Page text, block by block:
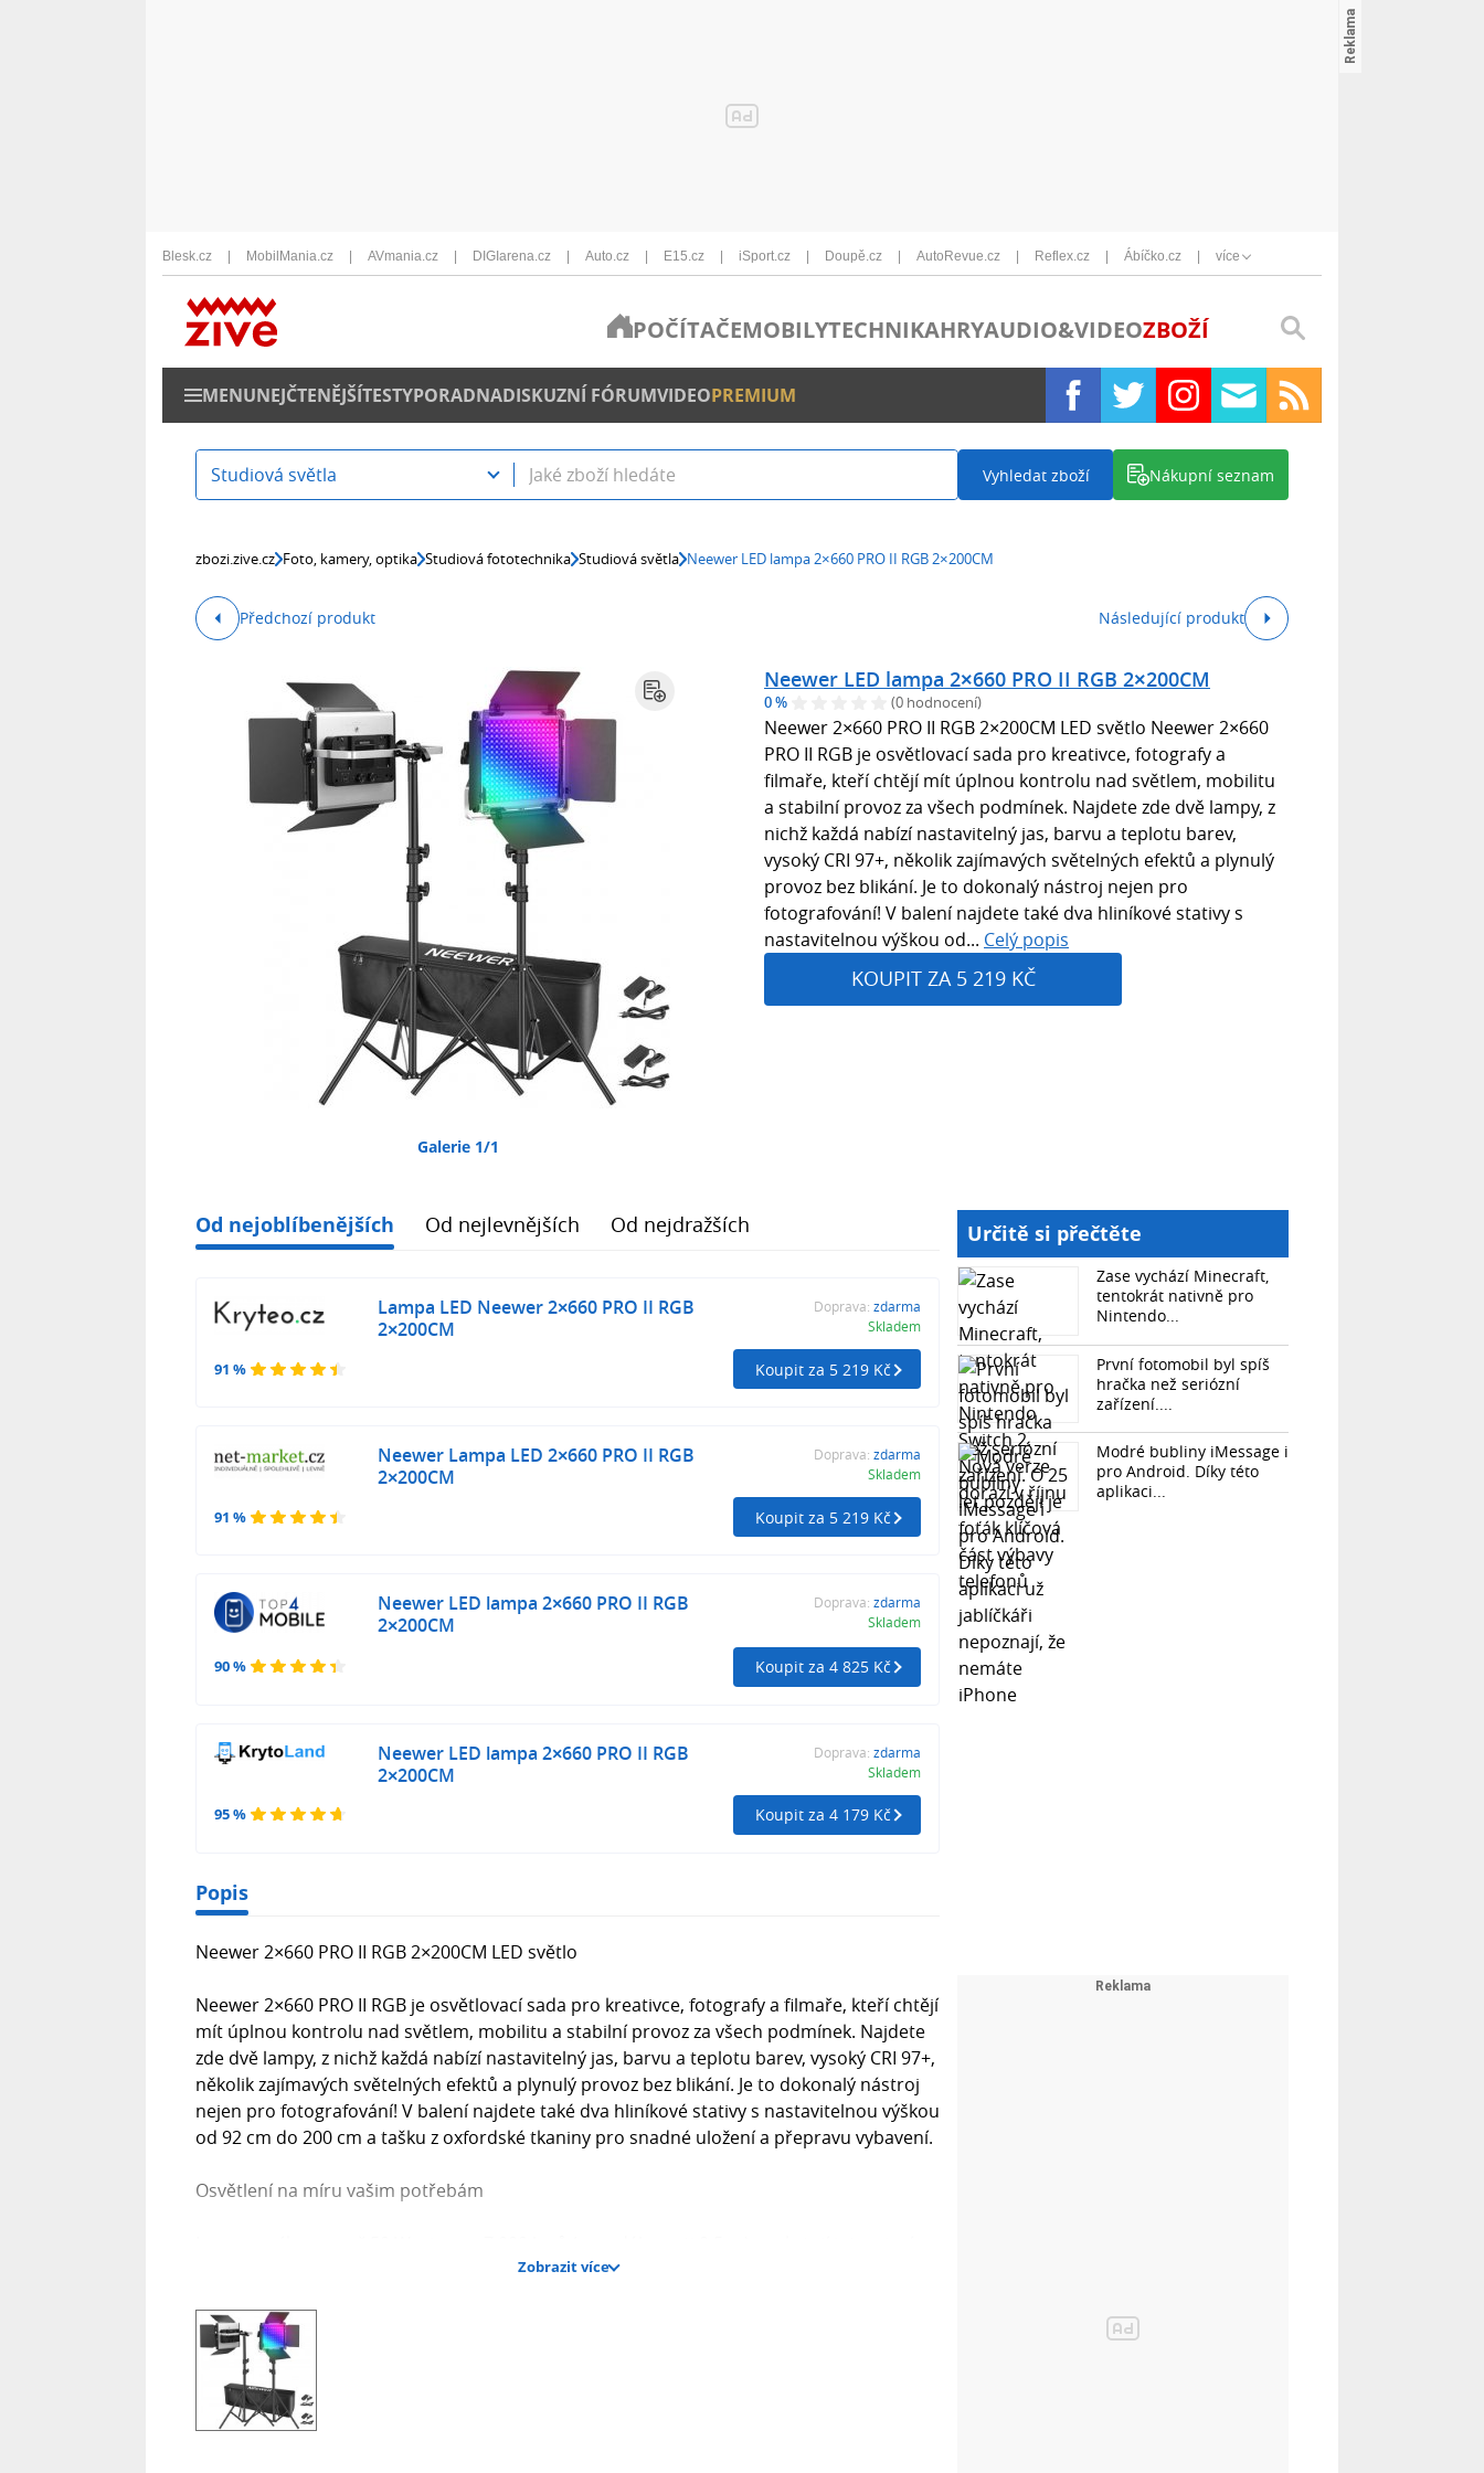
Blesk.cz MobilMania.cz AVmania.cz DIGIarena.cz Auto.cz E15.cz iSport.cz Doupě.cz AutoRevue.cz Reflex.cz Ábíčko.cz více
POČÍTAČEMOBILYTECHNIKAHRYAUDIO&VIDEOZBOŽÍ
MENUNEJČTENĚJŠÍTESTYPORADNADISKUZNÍ FÓRUMVIDEOPREMIUM
Studiová světla Vyhledat zboží Nákupní seznam
zbozi.zive.cz Foto, kamery, optika Studiová fototechnika Studiová světla Neewer LED lampa 2×660 PRO II RGB 2×200CM
Předchozí produkt Následující produkt
Galerie 1/1
Neewer LED lampa 2×660 PRO II RGB 2×200CM
0 % (0 hodnocení)
Neewer 2×660 PRO II RGB 2×200CM LED světlo Neewer 2×660
PRO II RGB je osvětlovací sada pro kreativce, fotografy a
filmaře, kteří chtějí mít úplnou kontrolu nad světlem, mobilitu
a stabilní provoz za všech podmínek. Najdete zde dvě lampy, z
nichž každá nabízí nastavitelný jas, barvu a teplotu barev,
vysoký CRI 97+, několik zajímavých světelných efektů a plynulý
provoz bez blikání. Je to dokonalý nástroj nejen pro
fotografování! V balení najdete také dva hliníkové stativy s
nastavitelnou výškou od... Celý popis
KOUPIT ZA 5 219 KČ
Od nejoblíbenějších Od nejlevnějších Od nejdražších
91 %
Lampa LED Neewer 2×660 PRO II RGB
2×200CM
Doprava: zdarma
Skladem
Koupit za 5 219 Kč
91 %
Neewer Lampa LED 2×660 PRO II RGB
2×200CM
Doprava: zdarma
Skladem
Koupit za 5 219 Kč
90 %
Neewer LED lampa 2×660 PRO II RGB
2×200CM
Doprava: zdarma
Skladem
Koupit za 4 825 Kč
95 %
Neewer LED lampa 2×660 PRO II RGB
2×200CM
Doprava: zdarma
Skladem
Koupit za 4 179 Kč
Popis
Neewer 2×660 PRO II RGB 2×200CM LED světlo
Neewer 2×660 PRO II RGB je osvětlovací sada pro kreativce, fotografy a filmaře, kteří chtějí
mít úplnou kontrolu nad světlem, mobilitu a stabilní provoz za všech podmínek. Najdete
zde dvě lampy, z nichž každá nabízí nastavitelný jas, barvu a teplotu barev, vysoký CRI 97+,
několik zajímavých světelných efektů a plynulý provoz bez blikání. Je to dokonalý nástroj
nejen pro fotografování! V balení najdete také dva hliníkové stativy s nastavitelnou výškou
od 92 cm do 200 cm a tašku z oxfordské tkaniny pro snadné uložení a přepravu vybavení.
Osvětlení na míru vašim potřebám
rovnoměrné osvětlení, zatímco CRI 97+ zaručuje přirozenou reprodukci barev. Zároveň je
sada dobře osvědčuje v situacích vyžadujících barevnou stálost záběrů a opakovatelné
výsledky. Lampy rovněž umožňují nastavit jas (v rozsahu 0-100 %) a barvu (v režimu HSI).
Můžete také nastavit teplotu barev (3200-5600 K) - od teplého portrétního osvětlení až po
neutrální nebo studené filmové tóny. Kromě toho máte k dispozici celou sadu speciálních
režimů, například Policejní auto, Sanitka, Hasičské auto, Ohňostroj, Blesk, Párty,
Zobrazit více
Určitě si přečtěte
Zase vychází Minecraft,
tentokrát nativně pro
Nintendo...
První fotomobil byl spíš
hračka než seriózní
zařízení....
Modré bubliny iMessage i
pro Android. Díky této
aplikaci...